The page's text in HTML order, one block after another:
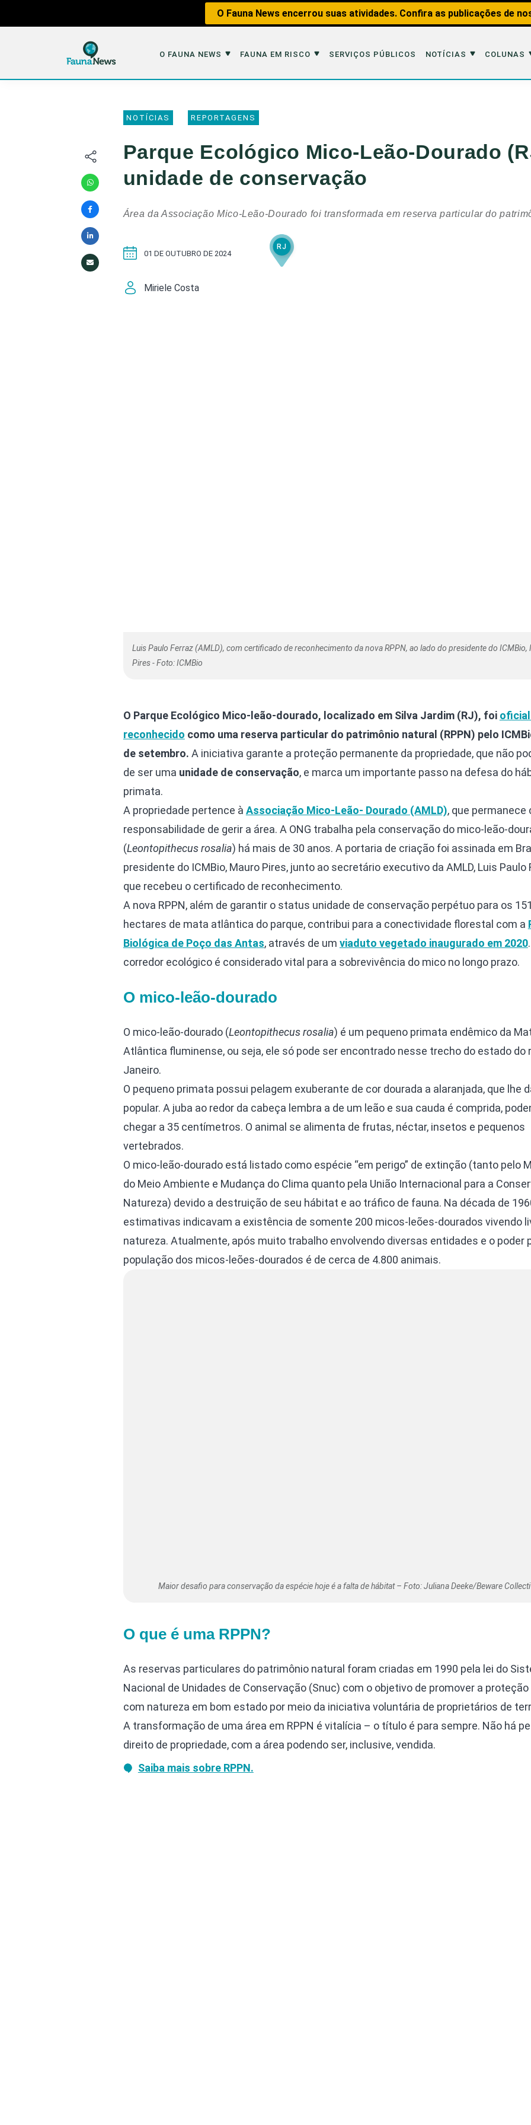
O Fauna News encerrou suas atividades. Confira as publicações de
O FAUNA NEWS FAUNA EM RISCO SERVIÇOS PÚBLICOS NOTÍCIAS COLUNAS
O Fauna News
Equipe
Parceiros
Republique
Contato/Mídia Kit
Fauna em Risco
Caça
Impactos dos Transportes
Analisando os Fatos
Entrevistas
Educação
NOTÍCIAS REPORTAGENS
Parque Ecológico Mico-Leão-Dourado
unidade de conservação
Área da Associação Mico-Leão-Dourado foi transformada em reserva particular do
Miriele Costa
01 DE OUTUBRO DE 2024
RJ
Luis Paulo Ferraz (AMLD), com certificado de reconhecimento da nova RPPN, ao lado do presidente do ICMBio,
Pires - Foto: ICMBio
O Parque Ecológico Mico-leão-dourado, localizado em Silva Jardim (RJ), foi
reconhecido como uma reserva particular do patrimônio natural (RPPN) pelo
de setembro. A iniciativa garante a proteção permanente da propriedade, que não
de ser uma unidade de conservação, e marca um importante passo na defesa do
primata.
A propriedade pertence à Associação Mico-Leão- Dourado (AMLD), que permanece
responsabilidade de gerir a área. A ONG trabalha pela conservação do mico-leão-
(Leontopithecus rosalia) há mais de 30 anos. A portaria de criação foi assinada em
presidente do ICMBio, Mauro Pires, junto ao secretário executivo da AMLD, Luis Paulo
que recebeu o certificado de reconhecimento.
A nova RPPN, além de garantir o status unidade de conservação perpétuo para os
hectares de mata atlântica do parque, contribui para a conectividade florestal com a
Biológica de Poço das Antas, através de um viaduto vegetado inaugurado em 2020
corredor ecológico é considerado vital para a sobrevivência do mico no longo prazo.
O mico-leão-dourado
O mico-leão-dourado (Leontopithecus rosalia) é um pequeno primata endêmico da
Atlântica fluminense, ou seja, ele só pode ser encontrado nesse trecho do estado do
Janeiro.
O pequeno primata possui pelagem exuberante de cor dourada a alaranjada, que lhe
popular. A juba ao redor da cabeça lembra a de um leão e sua cauda é comprida,
chegar a 35 centímetros. O animal se alimenta de frutas, néctar, insetos e pequenos
vertebrados.
O mico-leão-dourado está listado como espécie “em perigo” de extinção (tanto pelo
do Meio Ambiente e Mudança do Clima quanto pela União Internacional para a
Natureza) devido a destruição de seu hábitat e ao tráfico de fauna. Na década de
estimativas indicavam a existência de somente 200 micos-leões-dourados vivendo
natureza. Atualmente, após muito trabalho envolvendo diversas entidades e o poder
população dos micos-leões-dourados é de cerca de 4.800 animais.
Maior desafio para conservação da espécie hoje é a falta de hábitat – Foto: Juliana Deeke/Beware
O que é uma RPPN?
As reservas particulares do patrimônio natural foram criadas em 1990 pela lei do
Nacional de Unidades de Conservação (Snuc) com o objetivo de promover a
com natureza em bom estado por meio da iniciativa voluntária de proprietários de
A transformação de uma área em RPPN é vitalícia – o título é para sempre. Não há
direito de propriedade, com a área podendo ser, inclusive, vendida.
Saiba mais sobre RPPN.